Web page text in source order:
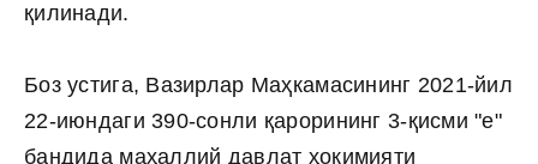
қилинади.
Боз устига, Вазирлар Маҳкамасининг 2021-йил
22-июндаги 390-сонли қарорининг 3-қисми "е"
бандида маҳаллий давлат ҳокимияти